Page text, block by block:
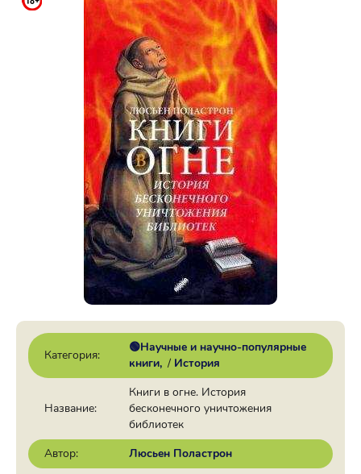
Категория:
🟢Научные и научно-популярные
книги / История
Название:
Книги в огне. История
бесконечного уничтожения
библиотек
Автор:
Люсьен Поластрон